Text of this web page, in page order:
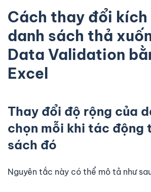
Cách thay đổi
danh sách thả
Data Validation
Excel
Thay đổi độ rộng của
chọn mỗi khi tác động
sách đó
Nguyên tắc này có thể mô tả như